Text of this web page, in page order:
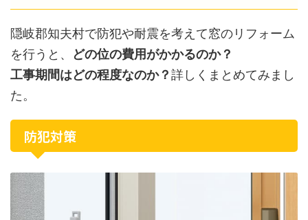
隠岐郡知夫村で防犯や耐震を考えて窓のリフォーム
を行うと、
どの位の費用がかかるのか？
工事期間はどの程度なのか？詳しくまとめてみまし
た。
防犯対策